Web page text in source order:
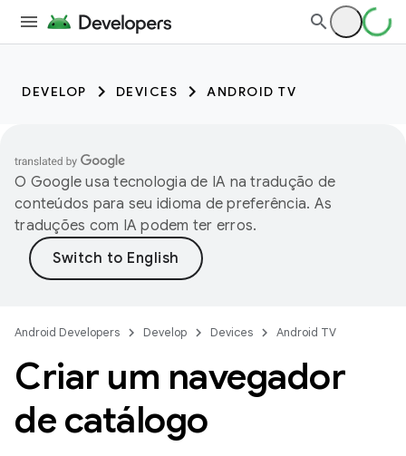
DEVELOP DEVICES ANDROID TV
O Google usa tecnologia de IA na tradução de
conteúdos para seu idioma de preferência. As
traduções com IA podem ter erros.
Android Developers Develop Devices Android TV
Criar um navegador
de catálogo